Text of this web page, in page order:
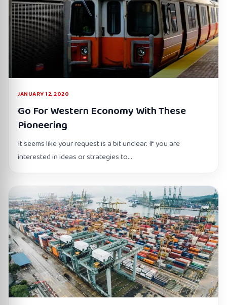
JANUARY 12, 2020
Go For Western Economy With These
Pioneering
It seems like your request is a bit unclear. If you are
interested in ideas or strategies to…